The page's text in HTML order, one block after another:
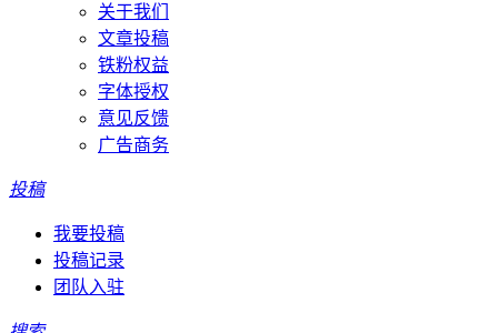
关于我们
文章投稿
铁粉权益
字体授权
意见反馈
广告商务
投稿
我要投稿
投稿记录
团队入驻